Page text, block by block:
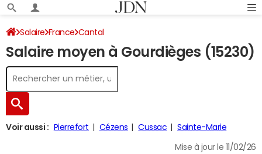
Salaire France Cantal
Salaire moyen à Gourdièges (15230)
Voir aussi : Pierrefort Cézens Cussac Sainte-Marie
Mise à jour le 11/02/26